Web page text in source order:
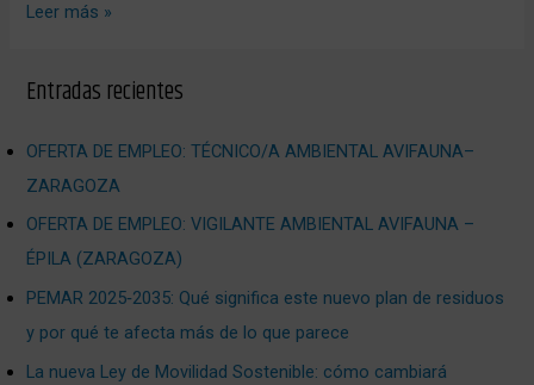
Leer más »
Entradas recientes
OFERTA DE EMPLEO: TÉCNICO/A AMBIENTAL AVIFAUNA–
ZARAGOZA
OFERTA DE EMPLEO: VIGILANTE AMBIENTAL AVIFAUNA –
ÉPILA (ZARAGOZA)
PEMAR 2025‑2035: Qué significa este nuevo plan de residuos
y por qué te afecta más de lo que parece
La nueva Ley de Movilidad Sostenible: cómo cambiará